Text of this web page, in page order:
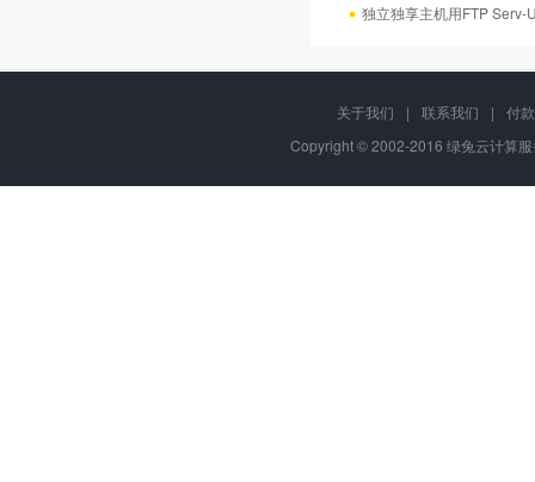
独立独享主机用FTP Serv-
关于我们 | 联系我们 |
付
Copyright © 2002-2016 绿兔云计算